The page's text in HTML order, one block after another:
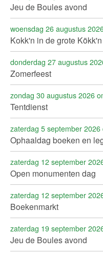
Jeu de Boules avond
woensdag 26 augustus
Kokk'n in de grote Kökk'n
donderdag 27 augustus
Zomerfeest
zondag 30 augustus 2026
Tentdienst
zaterdag 5 september
Ophaaldag boeken en
zaterdag 12 september
Open monumenten dag
zaterdag 12 september
Boekenmarkt
zaterdag 19 september
Jeu de Boules avond